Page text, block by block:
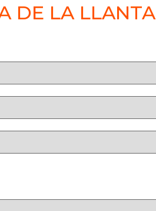
DE LA LLANTA